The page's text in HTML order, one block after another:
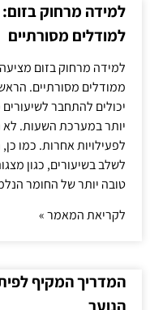
למידה מרחוק בזום:
למודלים מסורתיים
למידה מרחוק בזום
ממודלים מסורתיים.
יכולים להתחבר
יותר במערכת השעות. לא
לפעילויות אחרות. כמו
לשלב בשיעורים, כגון
טובה יותר של החומר
לקריאת המאמר »
המדריך המקיף